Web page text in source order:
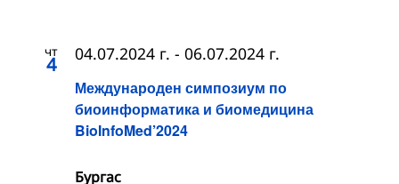
чт
4
Международен симпозиум по
биоинформатика и биомедицина
BioInfoMed’2024
04.07.2024 г. - 06.07.2024 г.
Бургас